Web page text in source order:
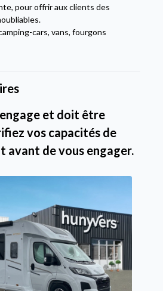
pour offrir aux clients des
cars, vans, fourgons
et doit être
vos capacités de
avant de vous engager.